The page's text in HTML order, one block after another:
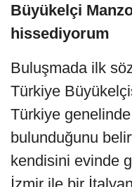
Büyükelçi
hissediyorum
Buluşmada ilk
Türkiye
Türkiye
bulunduğunu
kendisini evinde